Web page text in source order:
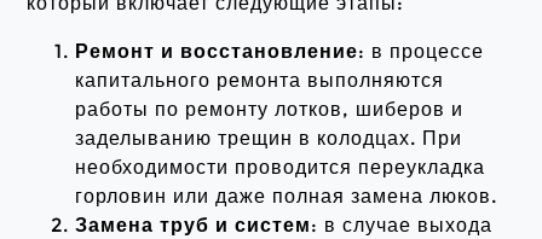
Ремонт и восстановление: в процессе
капитального ремонта выполняются
работы по ремонту лотков, шиберов и
заделыванию трещин в колодцах. При
необходимости проводится переукладка
горловин или даже полная замена люков.
Замена труб и систем: в случае выхода